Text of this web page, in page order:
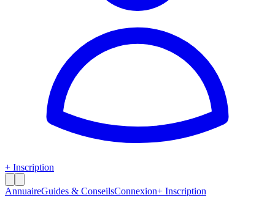
+ Inscription
AnnuaireGuides & ConseilsConnexion+ Inscription